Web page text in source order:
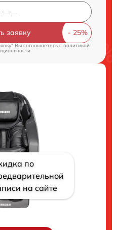
заявку
Вы соглашаетесь cполитикой
по
на сайте